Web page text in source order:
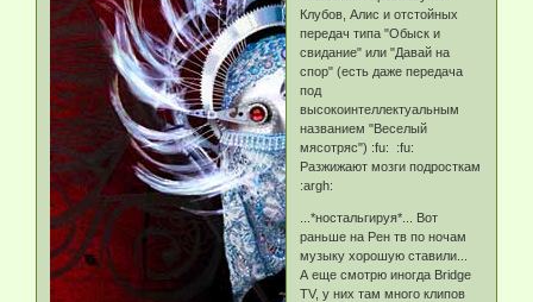
Клубов, Алис и отстойных
передач типа "Обыск и
свидание" или "Давай на
спор" (есть даже передача
под
высокоинтеллектуальным
названием "Веселый
мясотряс") :fu: :fu:
Разжижают мозги подросткам
:argh:
...*ностальгируя*... Вот
раньше на Рен тв по ночам
музыку хорошую ставили...
А еще смотрю иногда Bridge
TV, у них там много клипов